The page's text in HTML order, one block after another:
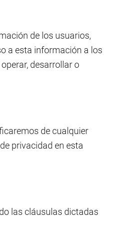
de los usuarios,
a esta información a los
desarrollar o
de cualquier
privacidad en esta
las cláusulas dictadas